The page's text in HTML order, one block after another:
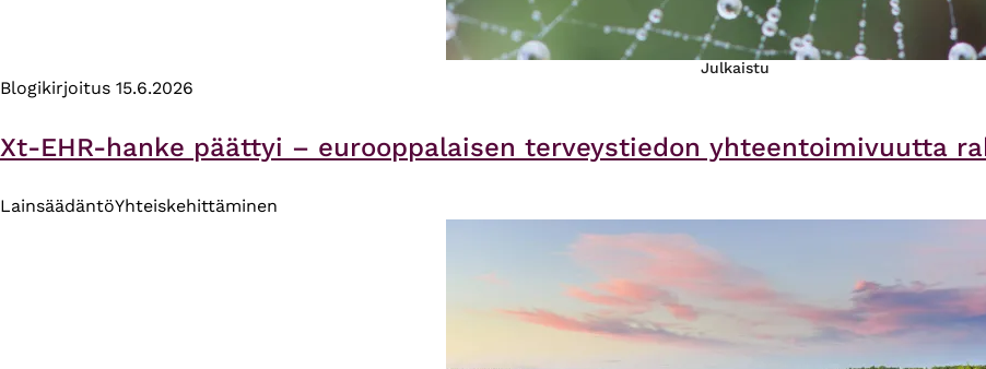
Julkaistu
Blogikirjoitus 15.6.2026
Xt-EHR-hanke päättyi – eurooppalaisen terveystiedon yhteentoimivuutta
LainsäädäntöYhteiskehittäminen